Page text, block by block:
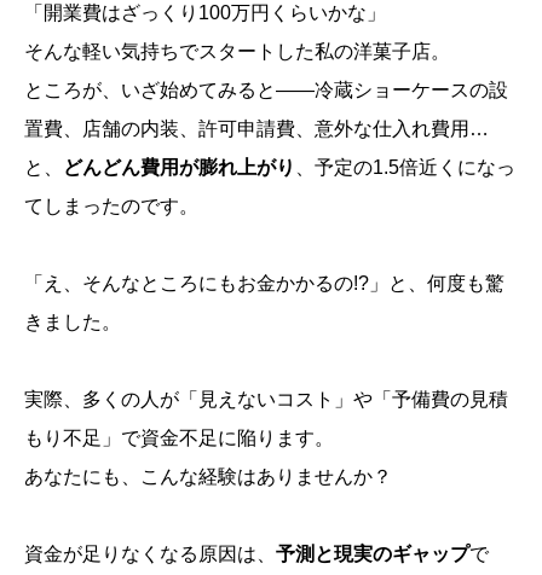
「開業費はざっくり100万円くらいかな」
そんな軽い気持ちでスタートした私の洋菓子店。
ところが、いざ始めてみると——冷蔵ショーケースの設
置費、店舗の内装、許可申請費、意外な仕入れ費用…
と、
どんどん費用が膨れ上がり
、予定の1.5倍近くになっ
てしまったのです。
「え、そんなところにもお金かかるの!?」と、何度も驚
きました。
実際、多くの人が「見えないコスト」や「予備費の見積
もり不足」で資金不足に陥ります。
あなたにも、こんな経験はありませんか？
資金が足りなくなる原因は、 予測と現実のギャップで